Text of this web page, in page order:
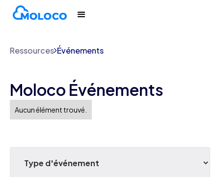
Ressources Événements
Moloco Événements
Aucun élément trouvé.